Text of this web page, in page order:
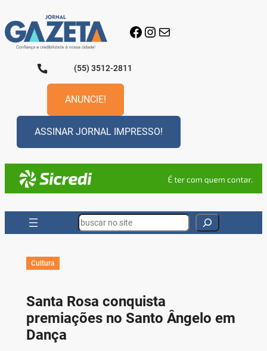
para
o
conteúdo
Facebook
Instagram
E-mail
(55) 3512-2811
ANUNCIE!
ASSINAR JORNAL IMPRESSO!
Search
Cultura
Santa Rosa conquista
premiações no Santo Ângelo em
Dança